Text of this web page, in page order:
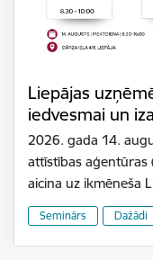
Liepājas
iedvesmai un
2026. gada 14.
attīstības aģentūras
aicina uz ikmēneša
Seminārs Dažādi